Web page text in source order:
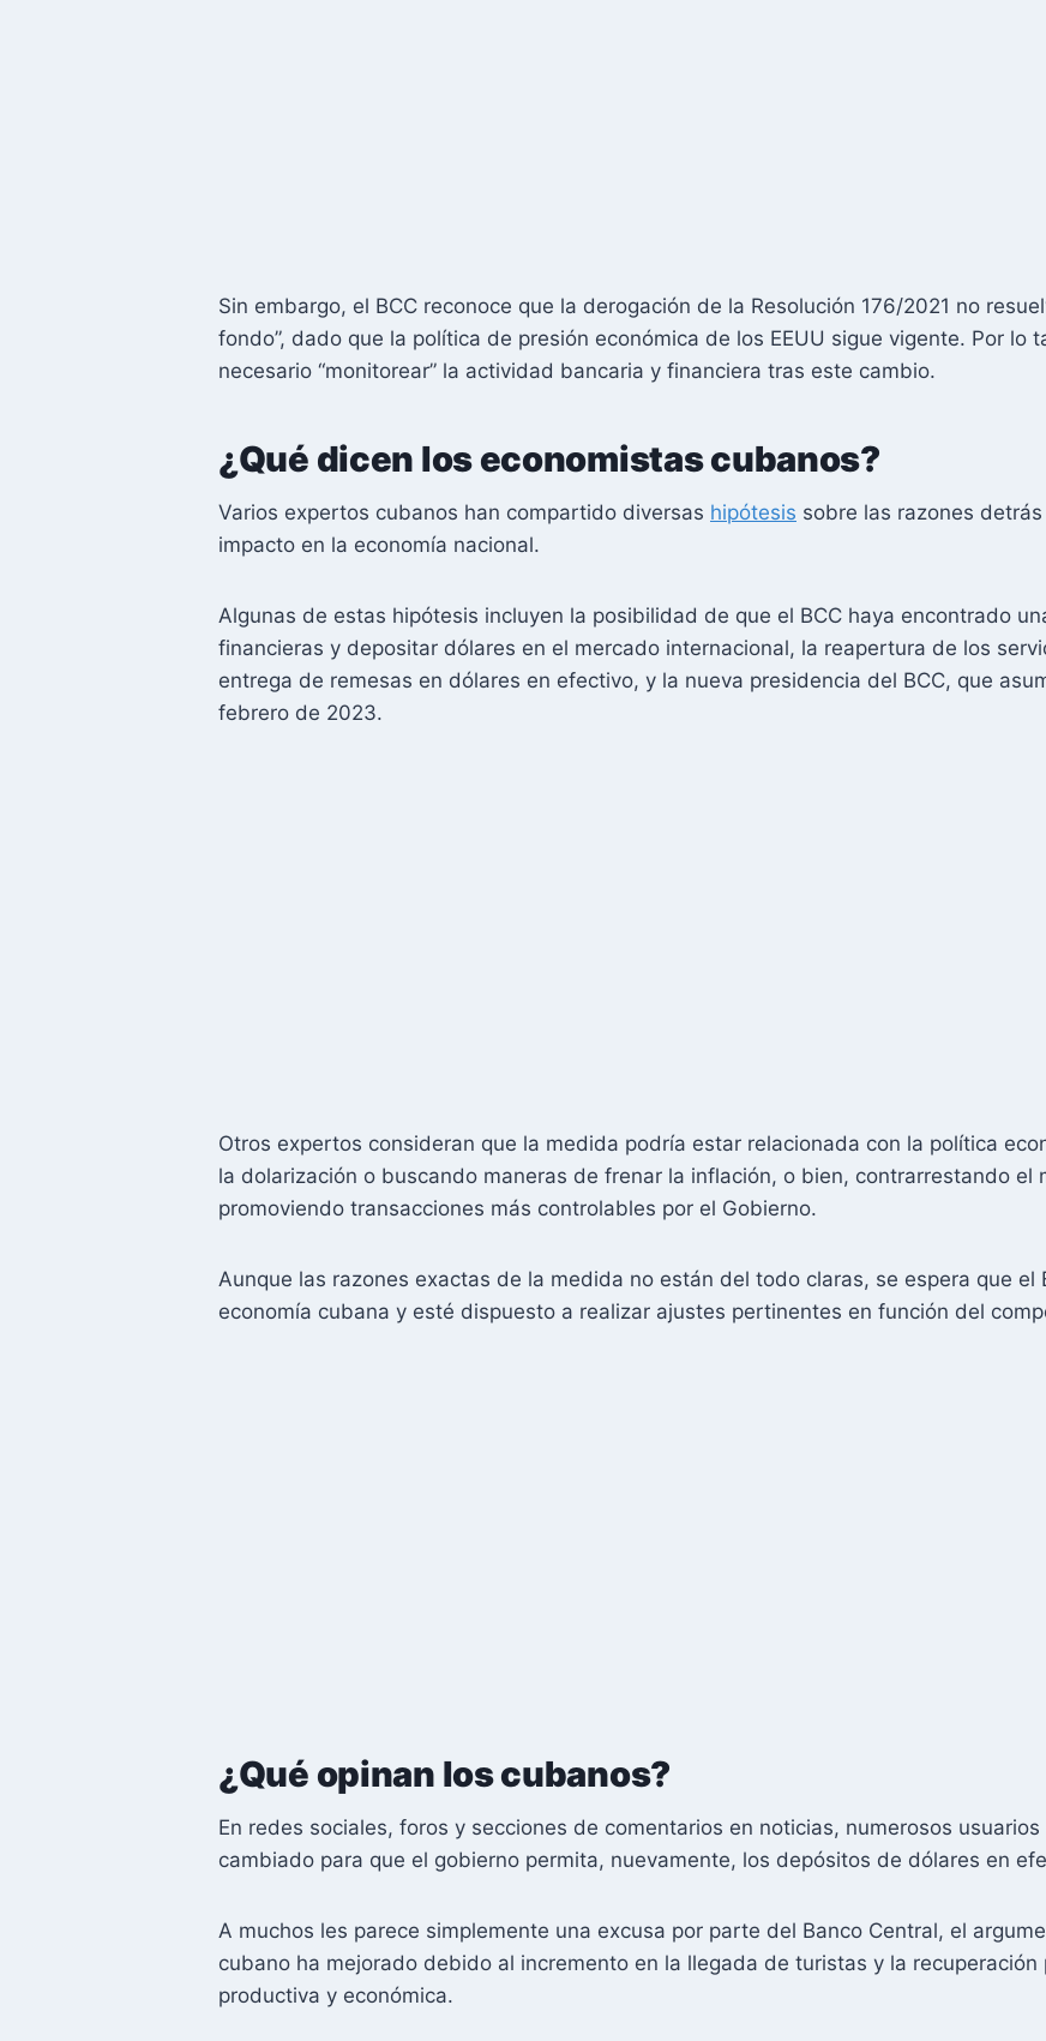
Sin embargo, el BCC reconoce que la derogación de la Resolución 176/2021 no
fondo”, dado que la política de presión económica de los EEUU sigue vigente. Por lo
necesario “monitorear” la actividad bancaria y financiera tras este cambio.
¿Qué dicen los economistas cubanos?
Varios expertos cubanos han compartido diversas hipótesis sobre las razones
impacto en la economía nacional.
Algunas de estas hipótesis incluyen la posibilidad de que el BCC haya encontrado
financieras y depositar dólares en el mercado internacional, la reapertura de los
entrega de remesas en dólares en efectivo, y la nueva presidencia del BCC, que
febrero de 2023.
Otros expertos consideran que la medida podría estar relacionada con la política
la dolarización o buscando maneras de frenar la inflación, o bien, contrarrestando el
promoviendo transacciones más controlables por el Gobierno.
Aunque las razones exactas de la medida no están del todo claras, se espera que el
economía cubana y esté dispuesto a realizar ajustes pertinentes en función del
¿Qué opinan los cubanos?
En redes sociales, foros y secciones de comentarios en noticias, numerosos
cambiado para que el gobierno permita, nuevamente, los depósitos de dólares en
A muchos les parece simplemente una excusa por parte del Banco Central, el
cubano ha mejorado debido al incremento en la llegada de turistas y la
productiva y económica.